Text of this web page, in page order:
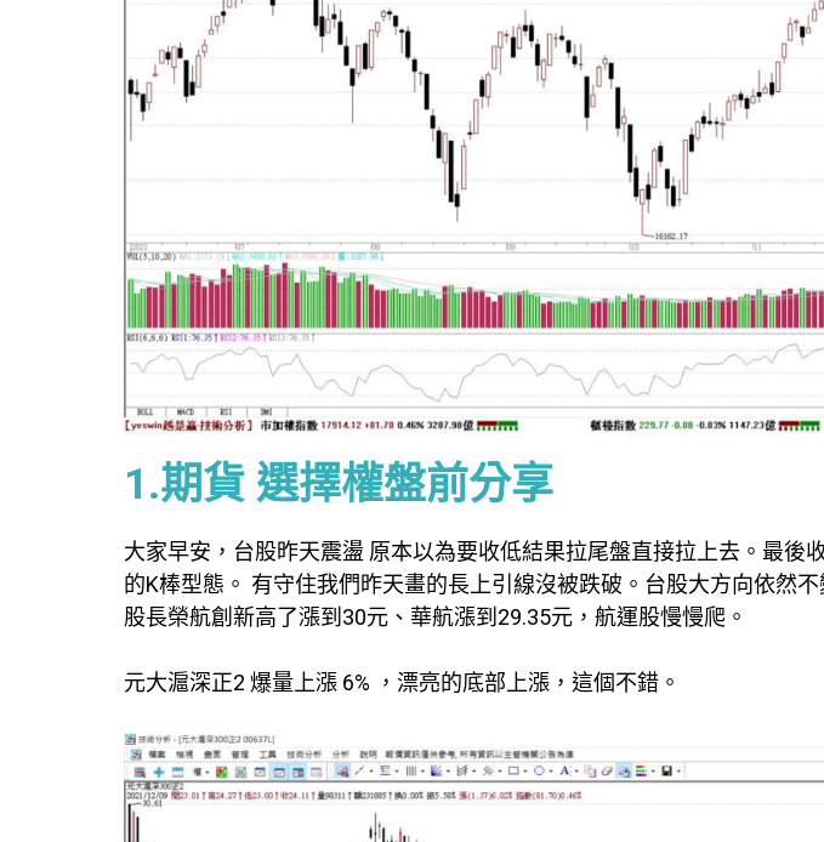
1.期貨 選擇權盤前分享
大家早安，台股昨天震盪 原本以為要收低結果拉尾盤直接拉上去。最後
的K棒型態。 有守住我們昨天畫的長上引線沒被跌破。台股大方向依然
股長榮航創新高了漲到30元、華航漲到29.35元，航運股慢慢爬。
元大滬深正2 爆量上漲 6% ，漂亮的底部上漲，這個不錯。